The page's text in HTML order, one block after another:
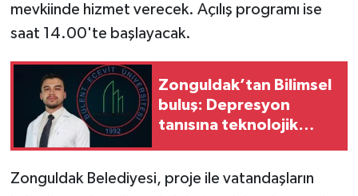
mevkiinde hizmet verecek. Açılış programı ise
saat 14.00'te başlayacak.
Zonguldak’tan Bilimsel
buluş: Depresyon
tanısına teknolojik
Zonguldak Belediyesi, proje ile vatandaşların